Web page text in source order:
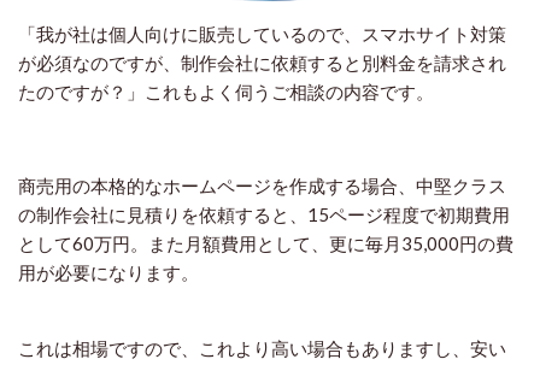
「我が社は個人向けに販売しているので、スマホサイト対策
が必須なのですが、制作会社に依頼すると別料金を請求され
たのですが？」これもよく伺うご相談の内容です。
商売用の本格的なホームページを作成する場合、中堅クラス
の制作会社に見積りを依頼すると、15ページ程度で初期費用
として60万円。また月額費用として、更に毎月35,000円の費
用が必要になります。
これは相場ですので、これより高い場合もありますし、安い